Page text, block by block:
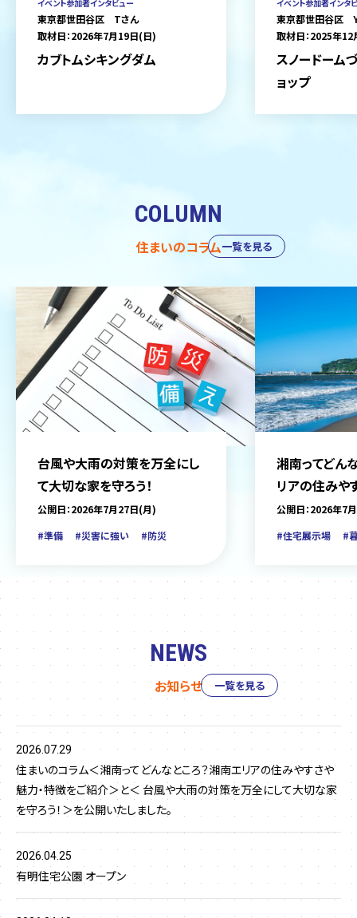
イベント参加者インタビュー
東京都世田谷区 Tさん
取材日：2026年7月19日(日)
カブトムシキングダム
イベント参加者インタ
東京都世田谷区
取材日：2025年
スノードーム
ョップ
COLUMN
住まいのコラム
台風や大雨の対策を万全にし
て大切な家を守ろう！
公開日：2026年7月27日(月)
#準備
#災害に強い #防災
湘南ってどん
リアの住みや
をご紹介
公開日：2026年7
#住宅展示場
#
一覧を見る
NEWS
お知らせ
2026.07.29
住まいのコラム＜湘南ってどんなところ？湘南エリアの住みやすさや
魅力・特徴をご紹介＞と＜ 台風や大雨の対策を万全にして大切な家
を守ろう！＞を公開いたしました。
2026.04.25
有明住宅公園 オープン
一覧を見る